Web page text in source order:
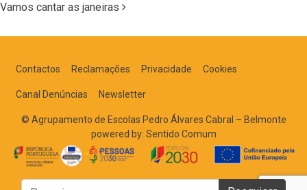
Navegação nos Posts
Vamos cantar as janeiras
Contactos Reclamações Privacidade Cookies
Canal Denúncias Newsletter
© Agrupamento de Escolas Pedro Álvares Cabral – Belmonte
powered by: Sentido Comum